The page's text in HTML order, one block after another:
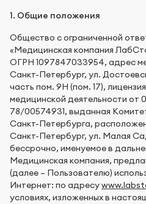
1. Общие положения
Общество с ограниченной
«Медицинская компания
ОГРН 1097847033954, адрес
Санкт-Петербург, ул.
часть пом. 9Н (пом. 17),
медицинской деятельности от
78/00574931, выданная
Санкт-Петербурга,
Санкт-Петербург, ул. Малая
бессрочно, именуемое в
Медицинская компания,
(далее – Пользователю)
Интернет: по адресу
условиях, изложенных в